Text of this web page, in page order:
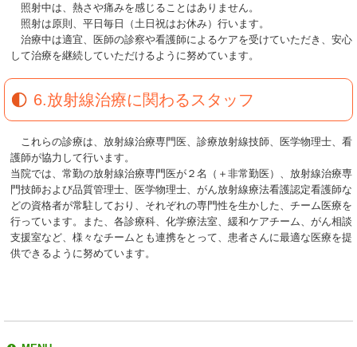
照射中は、熱さや痛みを感じることはありません。
照射は原則、平日毎日（土日祝はお休み）行います。
治療中は適宜、医師の診察や看護師によるケアを受けていただき、安心
して治療を継続していただけるように努めています。
6.放射線治療に関わるスタッフ
これらの診療は、放射線治療専門医、診療放射線技師、医学物理士、看
護師が協力して行います。
当院では、常勤の放射線治療専門医が２名（＋非常勤医）、放射線治療専
門技師および品質管理士、医学物理士、がん放射線療法看護認定看護師な
どの資格者が常駐しており、それぞれの専門性を生かした、チーム医療を
行っています。また、各診療科、化学療法室、緩和ケアチーム、がん相談
支援室など、様々なチームとも連携をとって、患者さんに最適な医療を提
供できるように努めています。